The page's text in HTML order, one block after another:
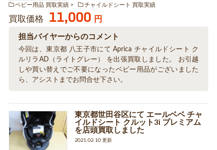
ベビー用品 買取実績 チャイルドシート 買取実績
買取価格 11,000 円
担当バイヤーからのコメント
今回は、東京都 八王子市にて Aprica チャイルドシート ク
ルリラAD（ライトグレー） を出張買取しました。 お引越
しや買い替えでご不要になったベビー用品がございました
ら、アシストまでお問合せ下さい。
東京都世田谷区にて エールベベ チャ
イルドシート クルット3i プレミアム
を店頭買取しました
2021.02.10 更新